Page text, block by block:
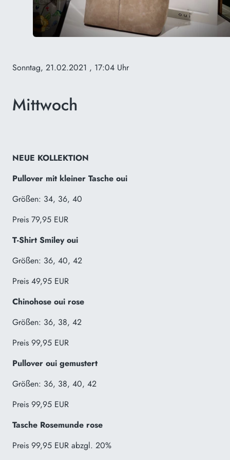
Sonntag, 21.02.2021 , 17:04 Uhr
Mittwoch
NEUE KOLLEKTION
Pullover mit kleiner Tasche oui
Größen: 34, 36, 40
Preis 79,95 EUR
T-Shirt Smiley oui
Größen: 36, 40, 42
Preis 49,95 EUR
Chinohose oui rose
Größen: 36, 38, 42
Preis 99,95 EUR
Pullover oui gemustert
Größen: 36, 38, 40, 42
Preis 99,95 EUR
Tasche Rosemunde rose
Preis 99,95 EUR abzgl. 20%